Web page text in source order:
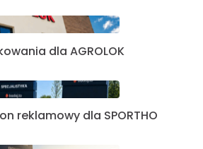
dla AGROLOK
reklamowy dla SPORTHO